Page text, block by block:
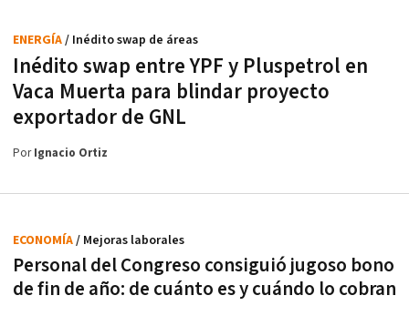
Inédito swap entre YPF y Pluspetrol en
Vaca Muerta para blindar proyecto
exportador de GNL
ENERGÍA/ Inédito swap de áreas
PorIgnacio Ortiz
Personal del Congreso consiguió jugoso bono
de fin de año: de cuánto es y cuándo lo cobran
ECONOMÍA/ Mejoras laborales